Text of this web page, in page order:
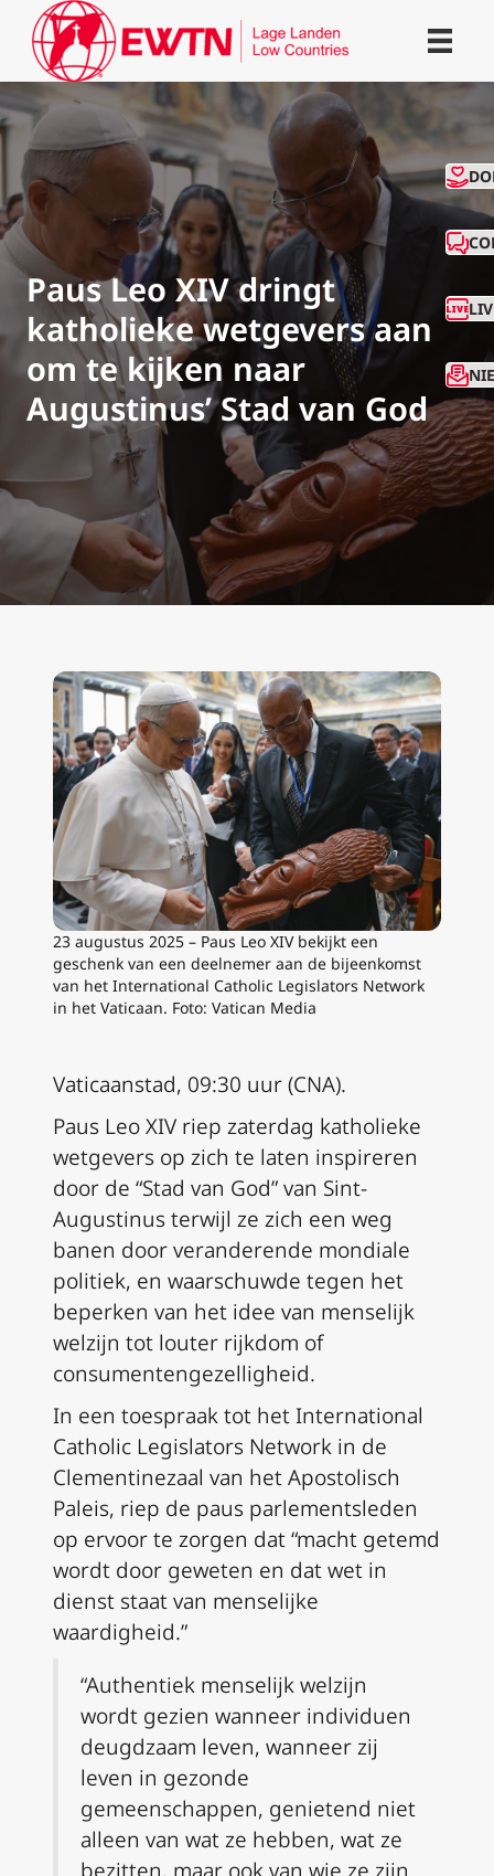
Paus Leo XIV dringt
katholieke wetgevers aan
om te kijken naar
Augustinus’ Stad van God
23 augustus 2025 – Paus Leo XIV bekijkt een
geschenk van een deelnemer aan de bijeenkomst
van het International Catholic Legislators Network
in het Vaticaan. Foto: Vatican Media
Vaticaanstad, 09:30 uur (CNA).
Paus Leo XIV riep zaterdag katholieke
wetgevers op zich te laten inspireren
door de “Stad van God” van Sint-
Augustinus terwijl ze zich een weg
banen door veranderende mondiale
politiek, en waarschuwde tegen het
beperken van het idee van menselijk
welzijn tot louter rijkdom of
consumentengezelligheid.
In een toespraak tot het International
Catholic Legislators Network in de
Clementinezaal van het Apostolisch
Paleis, riep de paus parlementsleden
op ervoor te zorgen dat “macht getemd
wordt door geweten en dat wet in
dienst staat van menselijke
waardigheid.”
“Authentiek menselijk welzijn
wordt gezien wanneer individuen
deugdzaam leven, wanneer zij
leven in gezonde
gemeenschappen, genietend niet
alleen van wat ze hebben, wat ze
bezitten, maar ook van wie ze zijn